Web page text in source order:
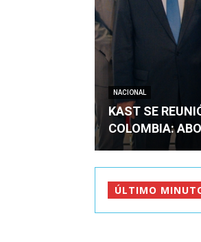
NACIONAL
KAST SE
COLOMBIA:
ÚLTIMO